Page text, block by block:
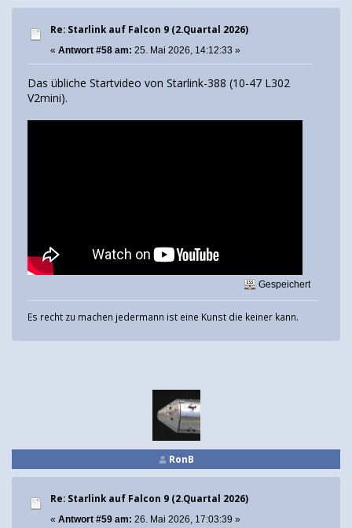
Re: Starlink auf Falcon 9 (2.Quartal 2026)
« Antwort #58 am: 25. Mai 2026, 14:12:33 »
Das übliche Startvideo von Starlink-388 (10-47 L302
V2mini).
Gespeichert
Es recht zu machen jedermann ist eine Kunst die keiner kann.
RonB
Re: Starlink auf Falcon 9 (2.Quartal 2026)
« Antwort #59 am: 26. Mai 2026, 17:03:39 »